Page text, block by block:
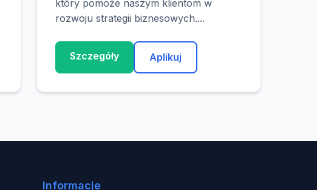
który pomoże naszym klientom w
rozwoju strategii biznesowych....
Szczegóły Aplikuj
Informacje